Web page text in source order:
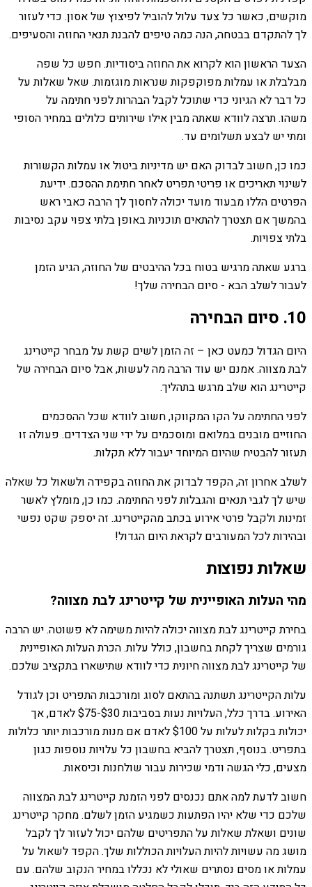
מוקשים, כאשר כל צעד עלול להוביל לפיצוץ של אסון. כדי לעזור
לך להתקדם בבטחה, הנה כמה טיפים להבנת תנאי החוזה והסעיפים.
הצעד הראשון הוא לקרוא את החוזה ביסודיות. חפש כל שפה
מבלבלת או עמלות מפוקפקות שנראות מוגזמות. שאל שאלות על
כל דבר לא הגיוני כדי שתוכל לקבל הבהרות לפני חתימה על
משהו. תרצה לוודא שאתה מבין אילו שירותים כלולים במחיר הסופי
ומתי יש לבצע תשלומים עד.
כמו כן, חשוב לבדוק האם יש מדיניות ביטול או עמלות הקשורות
לשינוי תאריכים או פריטי תפריט לאחר חתימת ההסכם. ידיעת
הפרטים הללו מבעוד מועד יכולה לחסוך לך הרבה כאבי ראש
בהמשך אם תצטרך להתאים תוכניות באופן בלתי צפוי עקב נסיבות
בלתי צפויות.
ברגע שאתה מרגיש בטוח בכל ההיבטים של החוזה, הגיע הזמן
לעבור לשלב הבא - סיום הבחירה שלך!
10. סיום הבחירה
היום הגדול כמעט כאן – זה הזמן לשים קשת על מבחר קייטרינג
לבת מצווה. אמנם יש עוד הרבה מה לעשות, אבל סיום הבחירה של
קייטרינג הוא שלב מרגש בתהליך.
לפני החתימה על הקו המקווקו, חשוב לוודא שכל ההסכמים
החוזיים מובנים במלואם ומוסכמים על ידי שני הצדדים. פעולה זו
תעזור להבטיח שהיום המיוחד יעבור ללא תקלות.
לשלב אחרון זה, הקפד לבדוק את החוזה בקפידה ולשאול כל שאלה
שיש לך לגבי תנאים והגבלות לפני החתימה. כמו כן, מומלץ לאשר
זמינות ולקבל פרטי אירוע בכתב מהקייטרינג. זה יספק שקט נפשי
ובהירות לכל המעורבים לקראת היום הגדול!
שאלות נפוצות
מהי העלות האופיינית של קייטרינג לבת מצווה?
בחירת קייטרינג לבת מצווה יכולה להיות משימה לא פשוטה. יש הרבה
גורמים שצריך לקחת בחשבון, כולל עלות. הכרת העלות האופיינית
של קייטרינג לבת מצווה חיונית כדי לוודא שתישארו בתקציב שלכם.
עלות הקייטרינג תשתנה בהתאם לסוג ומורכבות התפריט וכן לגודל
האירוע. בדרך כלל, העלויות נעות בסביבות $30-$75 לאדם, אך
יכולות בקלות לעלות על $100 לאדם אם מנות מורכבות יותר כלולות
בתפריט. בנוסף, תצטרך להביא בחשבון כל עלויות נוספות כגון
מצעים, כלי הגשה ודמי שכירות עבור שולחנות וכיסאות.
חשוב לדעת למה אתם נכנסים לפני הזמנת קייטרינג לבת המצווה
שלכם כדי שלא יהיו הפתעות כשמגיע הזמן לשלם. מחקר קייטרינג
שונים ושאלת שאלות על התפריטים שלהם יכול לעזור לך לקבל
מושג מה עשויות להיות העלויות הכוללות שלך. הקפד לשאול על
עמלות או מסים נסתרים שאולי לא נכללו במחיר הנקוב שלהם. עם